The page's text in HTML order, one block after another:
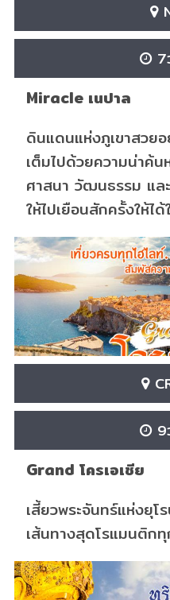
7
Miracle เนปาล
ดินแดนแห่งภูเขาสวยอ
เต็มไปด้วยความน่าค้
ศาสนา วัฒนธรรม แล
ให้ไปเยือนสักครั้งให้ไ
9
Grand โครเอเชีย
เสี้ยวพระจันทร์แห่งยุโ
เส้นทางสุดโรแมนติก